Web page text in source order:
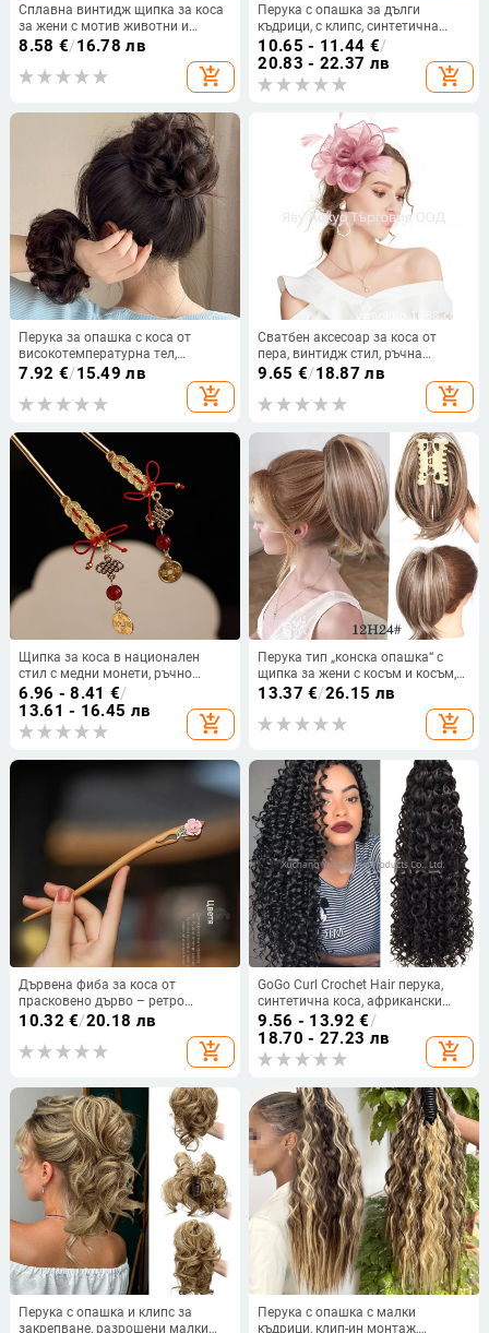
Сплавна винтидж щипка за коса
за жени с мотив животни и
зодия, ръчна изработка, аксесоар
8.58 €/16.78 лв
add_shopping_cart
Перука с опашка за дълги
къдрици, с клипс, синтетична
коса, устойчива на високи
температури, висока опашка,
модел dz01
10.65 - 11.44 €/
20.83 - 22.37 лв
add_shopping_cart
Перука за опашка с коса от
високотемпературна тел,
боядисваема, модел XQ061A,
(модел: XQ061A; коса:
боядисваема: Да; категория:
Перука за опашка; частен етикет:
Да)
7.92 €/15.49 лв
add_shopping_cart
Сватбен аксесоар за коса от
пера, винтидж стил, ръчна
изработка, есен 2023
9.65 €/18.87 лв
add_shopping_cart
Щипка за коса в национален
стил с медни монети, ръчно
изработена от сплав, произход
Шандонг, есен 2025
6.96 - 8.41 €/
13.61 - 16.45 лв
add_shopping_cart
Перука тип „конска опашка“ с
щипка за жени с косъм и косъм,
22 см, 80 г, с леко накъдрени
13.37 €/26.15 лв
add_shopping_cart
Дървена фиба за коса от
прасковено дърво – ретро
геометричен стил за ежедневна
10.32 €/20.18 лв
add_shopping_cart
GoGo Curl Crochet Hair перука,
синтетична коса, африкански
плитки
9.56 - 13.92 €/
18.70 - 27.23 лв
add_shopping_cart
Перука с опашка и клипс за
закрепване, разрошени малки
Перука с опашка с малки
къдрици, клип-ин монтаж,